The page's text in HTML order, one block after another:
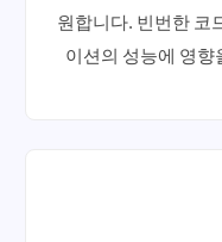
원합니다. 빈번한 코
이션의 성능에 영향